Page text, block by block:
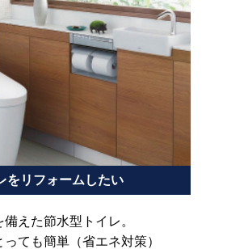
をリフォームしたい
えた節水型トイレ。
ても簡単（省エネ対策）